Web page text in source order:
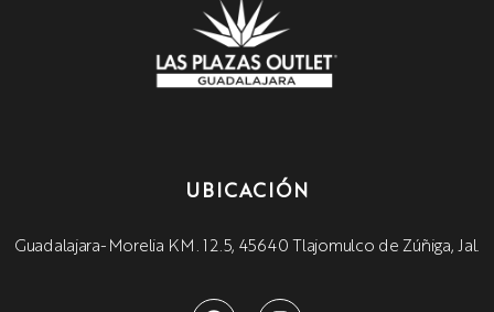
UBICACIÓN
Guadalajara-Morelia KM. 12.5, 45640 Tlajomulco de Zúñiga, Jal.